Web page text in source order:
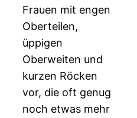
Frauen mit engen
Oberteilen,
üppigen
Oberweiten und
kurzen Röcken
vor, die oft genug
noch etwas mehr